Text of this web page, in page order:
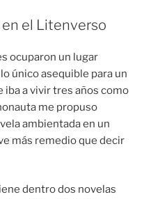
el Litenverso
ocuparon un lugar
único asequible para un
iba a vivir tres años como
me propuso
ambientada en un
más remedio que decir
dentro dos novelas